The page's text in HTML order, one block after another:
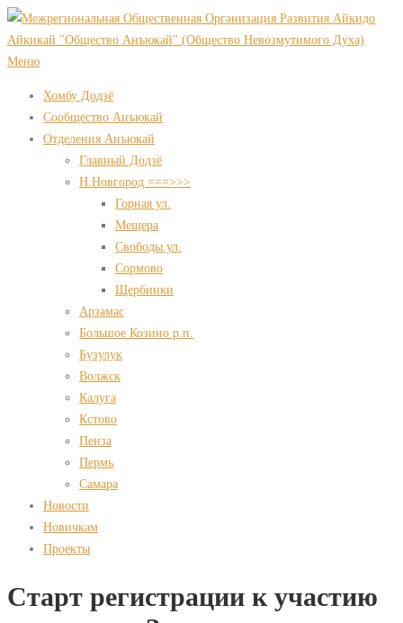
Перейти
к
содержимому
Меню
Хомбу Додзё
Сообщество Анъюкай
Отделения Анъюкай
Главный Додзё
Н.Новгород ===>>>
Горная ул.
Мещера
Свободы ул.
Сормово
Щербинки
Арзамас
Большое Козино р.п.
Бузулук
Волжск
Калуга
Кстово
Пенза
Пермь
Самара
Новости
Новичкам
Проекты
Старт регистрации к участию